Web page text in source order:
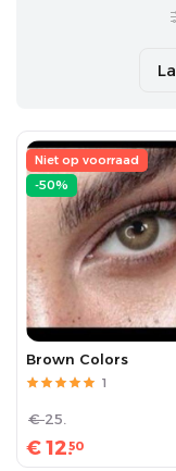
Niet op voorraad
-50%
Brown Colors
1
€12.50
€25.